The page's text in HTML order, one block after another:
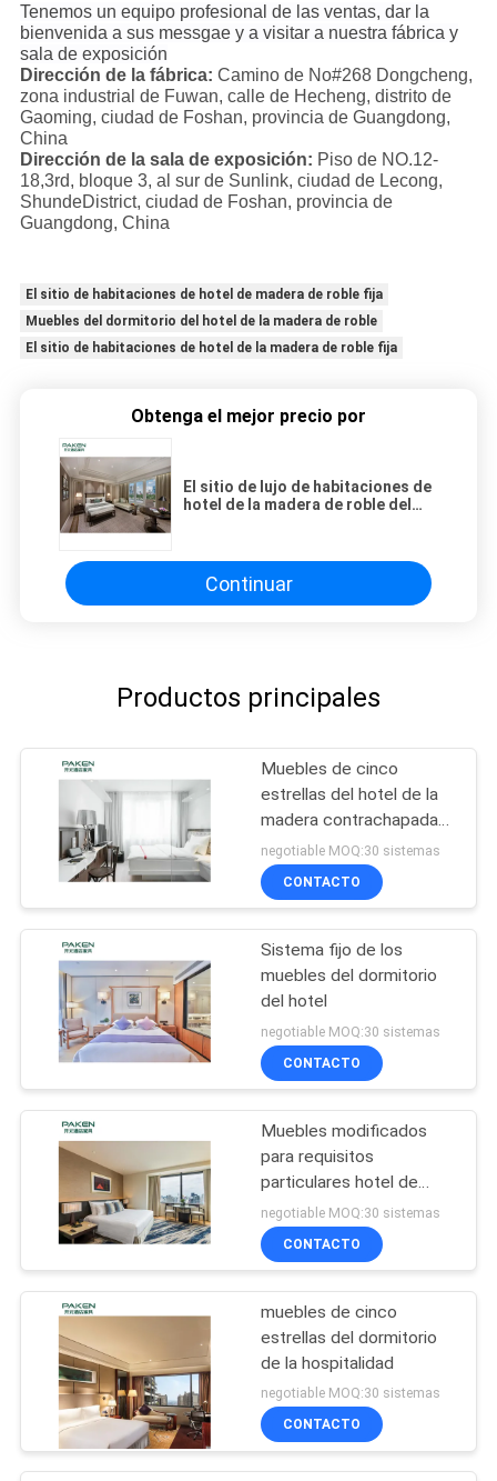
Tenemos un equipo profesional de las ventas, dar la
bienvenida a sus messgae y a visitar a nuestra fábrica y
sala de exposición
Dirección de la fábrica: Camino de No#268 Dongcheng,
zona industrial de Fuwan, calle de Hecheng, distrito de
Gaoming, ciudad de Foshan, provincia de Guangdong,
China
Dirección de la sala de exposición: Piso de NO.12-
18,3rd, bloque 3, al sur de Sunlink, ciudad de Lecong,
ShundeDistrict, ciudad de Foshan, provincia de
Guangdong, China
El sitio de habitaciones de hotel de madera de roble fija
Muebles del dormitorio del hotel de la madera de roble
El sitio de habitaciones de hotel de la madera de roble fija
Obtenga el mejor precio por
El sitio de lujo de habitaciones de
hotel de la madera de roble del
Continuar
Productos principales
Muebles de cinco
estrellas del hotel de la
madera contrachapada
del grado E1
negotiable MOQ:30 sistemas
CONTACTO
Sistema fijo de los
muebles del dormitorio
del hotel
negotiable MOQ:30 sistemas
CONTACTO
Muebles modificados
para requisitos
particulares hotel de
Westin
negotiable MOQ:30 sistemas
CONTACTO
muebles de cinco
estrellas del dormitorio
de la hospitalidad
negotiable MOQ:30 sistemas
CONTACTO